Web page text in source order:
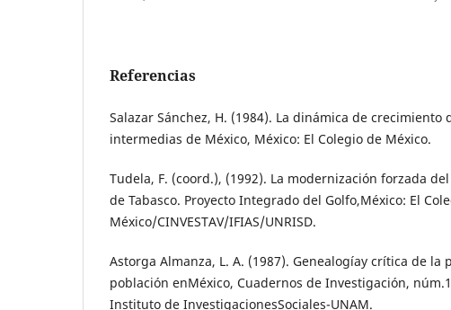
Referencias
Salazar Sánchez, H. (1984). La dinámica de crecimiento
intermedias de México, México: El Colegio de México.
Tudela, F. (coord.), (1992). La modernización forzada
de Tabasco. Proyecto Integrado del Golfo,México: El
México/CINVESTAV/IFIAS/UNRISD.
Astorga Almanza, L. A. (1987). Genealogíay crítica de la
población enMéxico, Cuadernos de Investigación,
Instituto de InvestigacionesSociales-UNAM.